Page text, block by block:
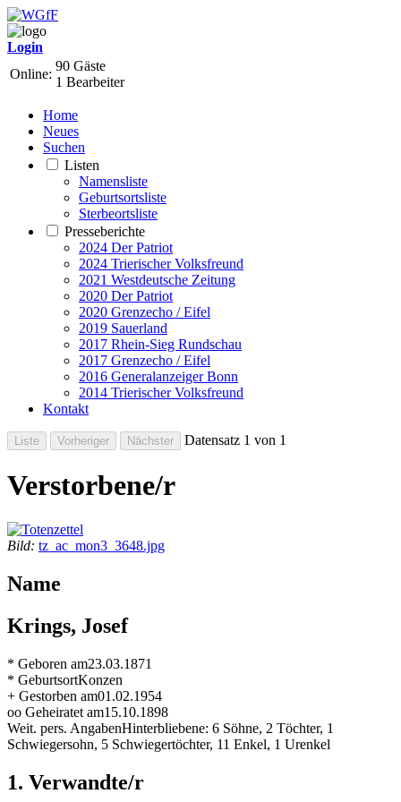
Login
Online:
90 Gäste
1 Bearbeiter
Home
Neues
Suchen
Listen
Namensliste
Geburtsortsliste
Sterbeortsliste
Presseberichte
2024 Der Patriot
2024 Trierischer Volksfreund
2021 Westdeutsche Zeitung
2020 Der Patriot
2020 Grenzecho / Eifel
2019 Sauerland
2017 Rhein-Sieg Rundschau
2017 Grenzecho / Eifel
2016 Generalanzeiger Bonn
2014 Trierischer Volksfreund
Kontakt
Datensatz 1 von 1
Verstorbene/r
Bild: tz_ac_mon3_3648.jpg
Name
Krings, Josef
* Geboren am23.03.1871
* GeburtsortKonzen
+ Gestorben am01.02.1954
oo Geheiratet am15.10.1898
Weit. pers. AngabenHinterbliebene: 6 Söhne, 2 Töchter, 1
Schwiegersohn, 5 Schwiegertöchter, 11 Enkel, 1 Urenkel
1. Verwandte/r